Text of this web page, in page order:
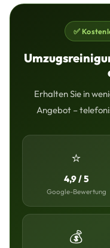
✅
Erhalten Sie in
Angebot –
⭐
4,9 / 5
Google-Bewertung
💰